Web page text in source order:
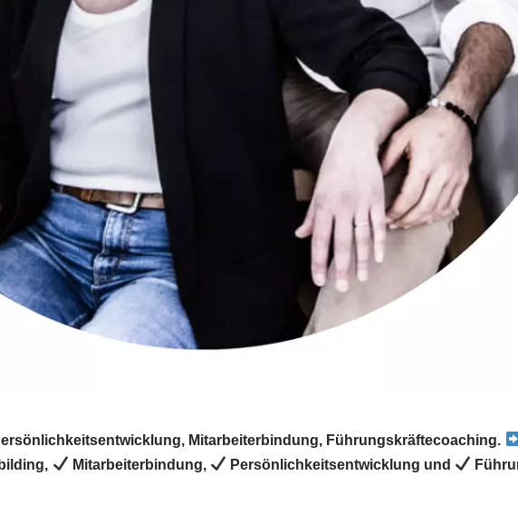
Mitarbeiterbindung, Führungskräftecoaching.
Mitarbeiterbindung, Persönlichkeitsentwicklung und